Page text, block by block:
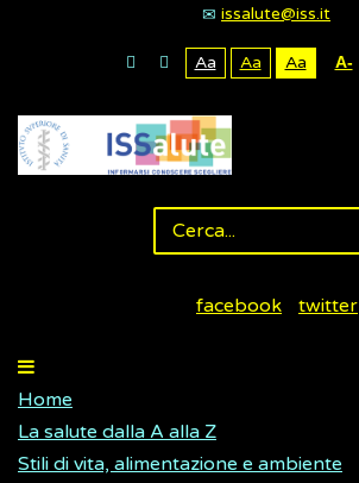
issalute@iss.it
Aa Aa Aa A-
facebook twitter
Home
La salute dalla A alla Z
Stili di vita, alimentazione e ambiente